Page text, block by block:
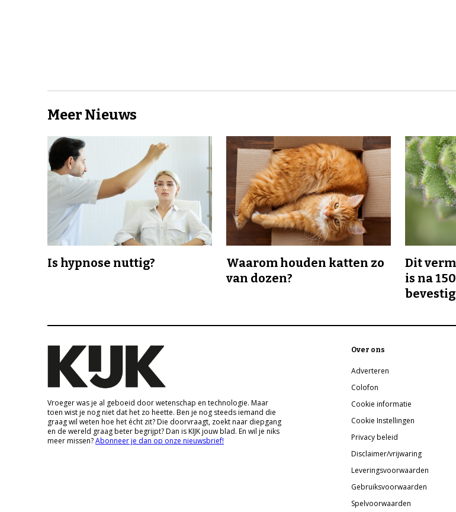
Meer Nieuws
Is hypnose nuttig?
Waarom houden katten zo
van dozen?
Dit
is na
Vroeger was je al geboeid door wetenschap en technologie. Maar
toen wist je nog niet dat het zo heette. Ben je nog steeds iemand die
graag wil weten hoe het écht zit? Die doorvraagt, zoekt naar diepgang
en de wereld graag beter begrijpt? Dan is KIJK jouw blad. En wil je niks
meer missen?Abonneer je dan op onze nieuwsbrief!
Over ons
Adverteren
Colofon
Cookie informatie
Cookie Instellingen
Privacy beleid
Disclaimer/vrijwaring
Leveringsvoorwaarden
Gebruiksvoorwaarden
Spelvoorwaarden